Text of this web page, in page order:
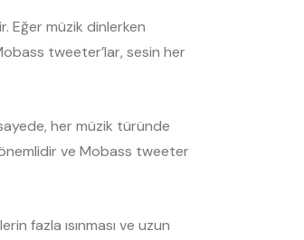
Eğer müzik dinlerken
tweeter’lar, sesin her
her müzik türünde
ve Mobass tweeter
fazla ısınması ve uzun